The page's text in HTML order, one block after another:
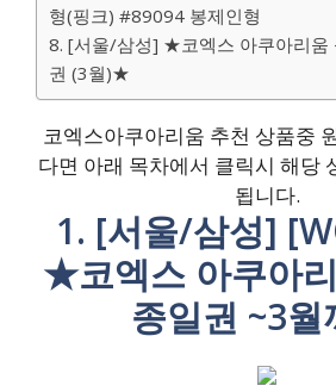
형(핑크) #89094 봉제인형
8. [서울/삼성] ★코엑스 아쿠아리움
권 (3월)★
코엑스아쿠아리움 추천 상품중
다면 아래 목차에서 클릭시 해당
됩니다.
1. [서울/삼성]
★코엑스 아쿠아
종일권 ~3월